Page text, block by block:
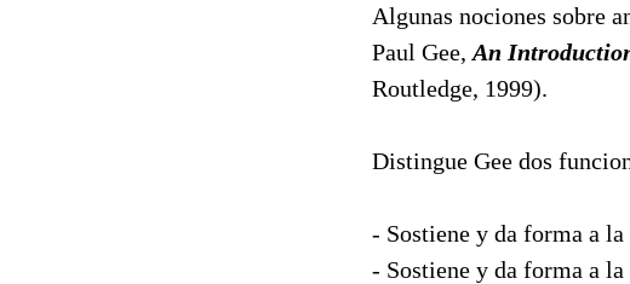
Algunas nociones sobre
Paul Gee, An
Routledge, 1999).
Distingue Gee dos
- Sostiene y da forma a
- Sostiene y da forma a